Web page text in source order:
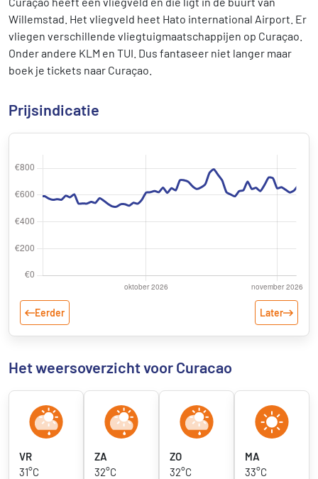
Willemstad. Het vliegveld heet Hato international Airport. Er
vliegen verschillende vliegtuigmaatschappijen op Curaçao.
Onder andere KLM en TUI. Dus fantaseer niet langer maar
boek je tickets naar Curaçao.
Prijsindicatie
Eerder Later
Het weersoverzicht voor Curacao
VR
31°C
ZA
32°C
ZO
32°C
MA
33°C